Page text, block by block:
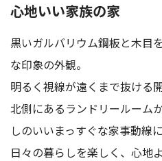
心地いい家族の家
黒いガルバリウム鋼板と木目
な印象の外観。
明るく視線が遠くまで抜ける
北側にあるランドリールーム
しのいいまっすぐな家事動線
日々の暮らしを楽しく、心地よ